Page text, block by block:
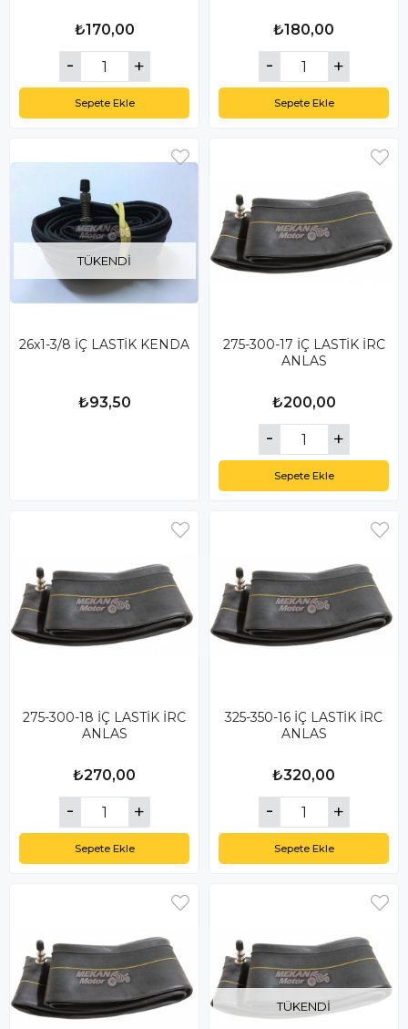
₺170,00
Sepete Ekle
₺180,00
Sepete Ekle
TÜKENDI
26x1-3/8 İÇ LASTİK KENDA
₺93,50
275-300-17 İÇ LASTİK İRC
ANLAS
₺200,00
Sepete Ekle
275-300-18 İÇ LASTİK İRC
ANLAS
₺270,00
Sepete Ekle
325-350-16 İÇ LASTİK İRC
ANLAS
₺320,00
Sepete Ekle
TÜKENDI